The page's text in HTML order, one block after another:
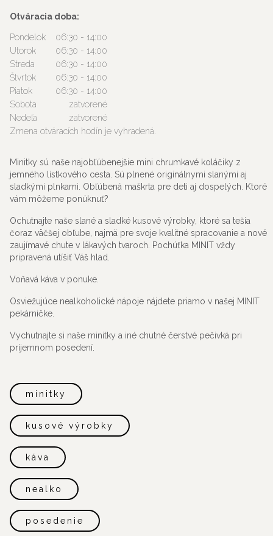
Otváracia doba:
Pondelok
06:30 - 14:00
Utorok
06:30 - 14:00
Streda
06:30 - 14:00
Štvrtok
06:30 - 14:00
Piatok
06:30 - 14:00
Sobota
zatvorené
Nedeľa
zatvorené
Zmena otváracích hodín je vyhradená.
Minitky sú naše najobľúbenejšie mini chrumkavé koláčiky z
jemného lístkového cesta. Sú plnené originálnymi slanými aj
sladkými plnkami. Obľúbená maškrta pre deti aj dospelých. Ktoré
vám môžeme ponúknuť?
Ochutnajte naše slané a sladké kusové výrobky, ktoré sa tešia
čoraz väčšej obľube, najmä pre svoje kvalitné spracovanie a nové
zaujímavé chute v lákavých tvaroch. Pochúťka MINIT vždy
pripravená utíšiť Váš hlad.
Voňavá káva v ponuke.
Osviežujúce nealkoholické nápoje nájdete priamo v našej MINIT
pekárničke.
Vychutnajte si naše minitky a iné chutné čerstvé pečivká pri
príjemnom posedení.
minitky
kusové výrobky
káva
nealko
posedenie